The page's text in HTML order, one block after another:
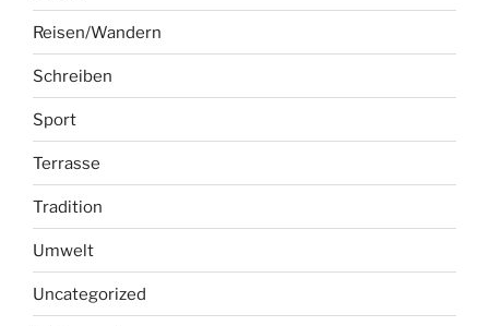
Reisen/Wandern
Schreiben
Sport
Terrasse
Tradition
Umwelt
Uncategorized